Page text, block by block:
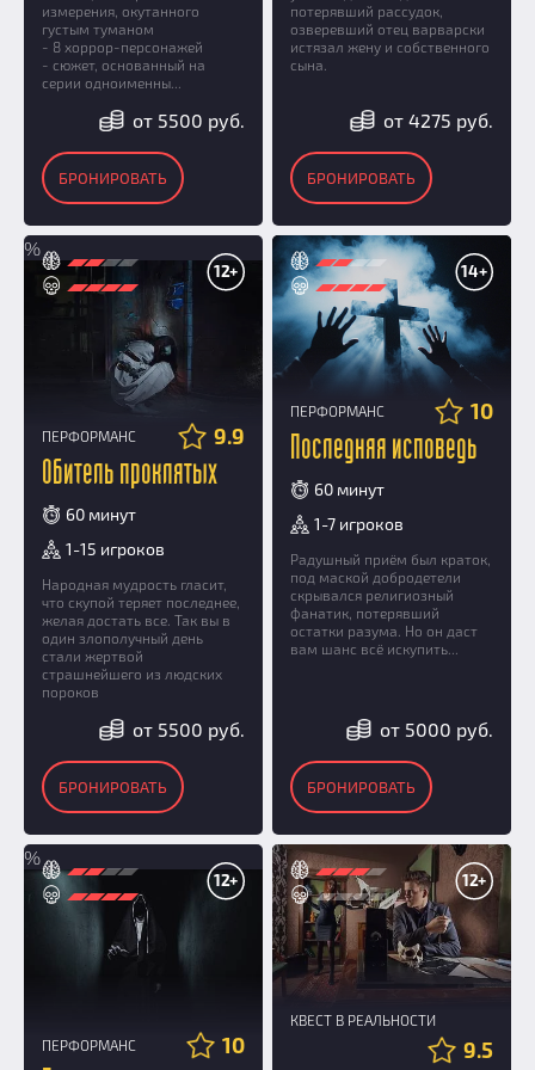
измерения, окутанного
густым туманом
- 8 хоррор-персонажей
- сюжет, основанный на
серии одноименны...
от 5500 руб.
БРОНИРОВАТЬ
потерявший рассудок,
озверевший отец варварски
истязал жену и собственного
сына.
от 4275 руб.
БРОНИРОВАТЬ
%
12+
ПЕРФОРМАНС 9.9
Обитель проклятых
60 минут
1-15 игроков
Народная мудрость гласит,
что скупой теряет последнее,
желая достать все. Так вы в
один злополучный день
стали жертвой
страшнейшего из людских
пороков
от 5500 руб.
БРОНИРОВАТЬ
14+
ПЕРФОРМАНС 10
Последняя исповедь
60 минут
1-7 игроков
Радушный приём был краток,
под маской добродетели
скрывался религиозный
фанатик, потерявший
остатки разума. Но он даст
вам шанс всё искупить...
от 5000 руб.
БРОНИРОВАТЬ
%
12+
ПЕРФОРМАНС 10
12+
КВЕСТ В РЕАЛЬНОСТИ
9.5